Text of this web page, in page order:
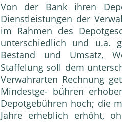
Von der Bank ihren
Dienstleistungen der
im Rahmen des
unterschiedlich und u.a.
Bestand und Umsatz,
Staffelung soll dem
Verwahrarten Rechnung
Mindestge- bühren
Depotgebühren hoch; die
Jahre erheblich erhöht,